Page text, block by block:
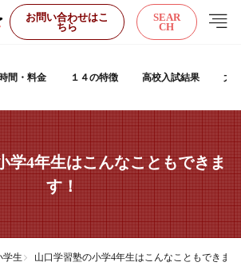
お問い合わせはこ
ちら
SEAR
CH
間・料金 １４の特徴 高校入試結果 大
学4年生はこんなこともできま
す！
学生 山口学習塾の小学4年生はこんなこともできま